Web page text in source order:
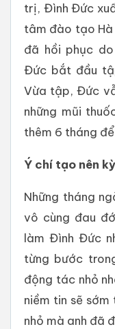
trị, Đình Đức
tâm đào tạo Hà
đã hồi phục
Đức bắt đầu
Vừa tập, Đức
những mũi
thêm 6 tháng
Ý chí tạo nên
Những tháng
vô cùng đau
làm Đình Đức
từng bước
động tác nhỏ
niềm tin sẽ
nhỏ mà anh đã